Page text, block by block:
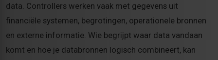
data. Controllers werken vaak met gegevens uit
financiële systemen, begrotingen, operationele bronnen
en externe informatie. Wie begrijpt waar data vandaan
komt en hoe je databronnen logisch combineert, kan